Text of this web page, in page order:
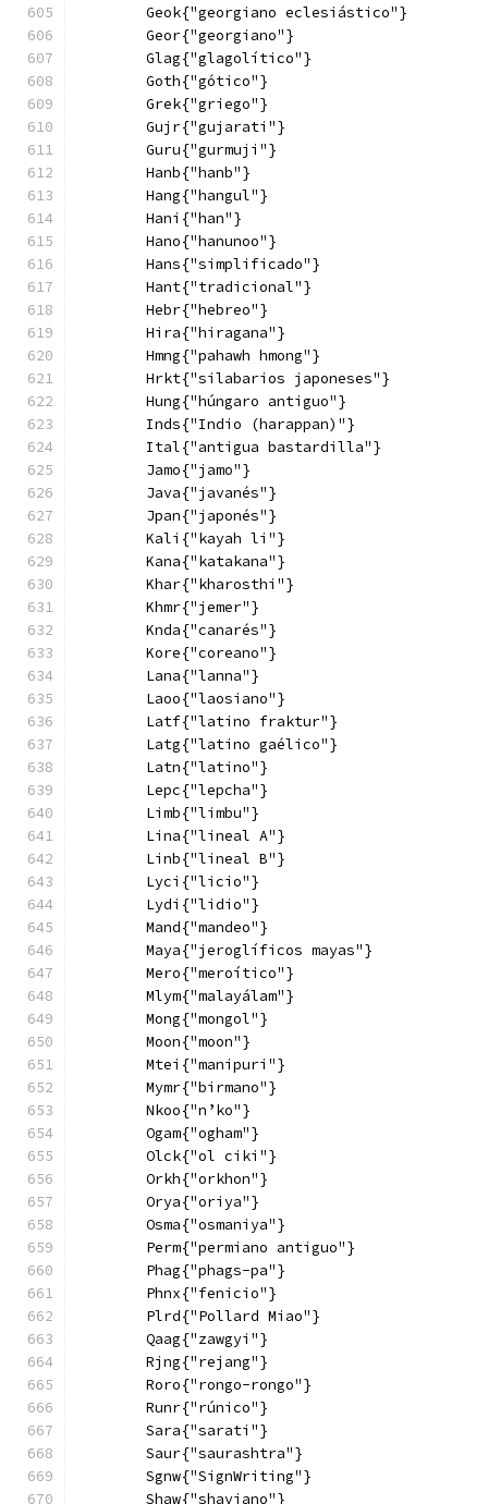
        Geok{"georgiano eclesiástico"}
        Geor{"georgiano"}
        Glag{"glagolítico"}
        Goth{"gótico"}
        Grek{"griego"}
        Gujr{"gujarati"}
        Guru{"gurmuji"}
        Hanb{"hanb"}
        Hang{"hangul"}
        Hani{"han"}
        Hano{"hanunoo"}
        Hans{"simplificado"}
        Hant{"tradicional"}
        Hebr{"hebreo"}
        Hira{"hiragana"}
        Hmng{"pahawh hmong"}
        Hrkt{"silabarios japoneses"}
        Hung{"húngaro antiguo"}
        Inds{"Indio (harappan)"}
        Ital{"antigua bastardilla"}
        Jamo{"jamo"}
        Java{"javanés"}
        Jpan{"japonés"}
        Kali{"kayah li"}
        Kana{"katakana"}
        Khar{"kharosthi"}
        Khmr{"jemer"}
        Knda{"canarés"}
        Kore{"coreano"}
        Lana{"lanna"}
        Laoo{"laosiano"}
        Latf{"latino fraktur"}
        Latg{"latino gaélico"}
        Latn{"latino"}
        Lepc{"lepcha"}
        Limb{"limbu"}
        Lina{"lineal A"}
        Linb{"lineal B"}
        Lyci{"licio"}
        Lydi{"lidio"}
        Mand{"mandeo"}
        Maya{"jeroglíficos mayas"}
        Mero{"meroítico"}
        Mlym{"malayálam"}
        Mong{"mongol"}
        Moon{"moon"}
        Mtei{"manipuri"}
        Mymr{"birmano"}
        Nkoo{"n’ko"}
        Ogam{"ogham"}
        Olck{"ol ciki"}
        Orkh{"orkhon"}
        Orya{"oriya"}
        Osma{"osmaniya"}
        Perm{"permiano antiguo"}
        Phag{"phags-pa"}
        Phnx{"fenicio"}
        Plrd{"Pollard Miao"}
        Qaag{"zawgyi"}
        Rjng{"rejang"}
        Roro{"rongo-rongo"}
        Runr{"rúnico"}
        Sara{"sarati"}
        Saur{"saurashtra"}
        Sgnw{"SignWriting"}
        Shaw{"shaviano"}